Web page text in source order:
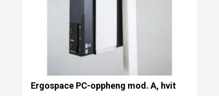
Ergospace PC-oppheng mod. A, hvit